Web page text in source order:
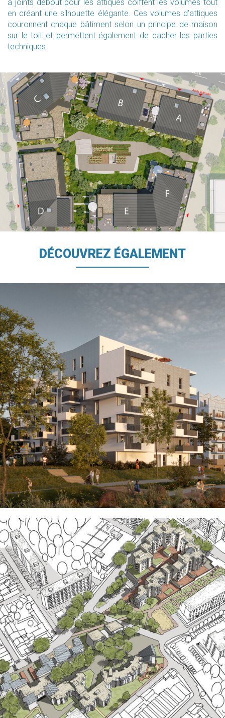
à joints debout pour les attiques coiffent les volumes tout
en créant une silhouette élégante. Ces volumes d’attiques
couronnent chaque bâtiment selon un principe de maison
sur le toit et permettent également de cacher les parties
techniques.
DÉCOUVREZ ÉGALEMENT
DIJON
EN SAVOIR+
VILLEURBANNE